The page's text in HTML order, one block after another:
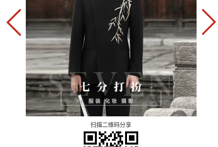
扫描二维码分享